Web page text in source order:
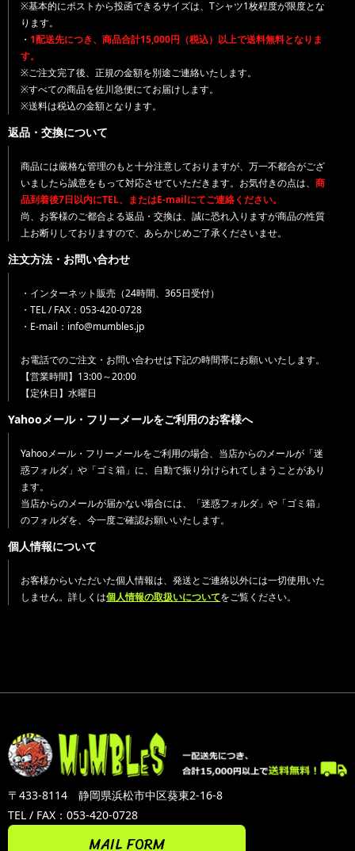
※基本的にポストから投函できるサイズは、Tシャツ1枚程度が限度とな
ります。
・ 1配送先につき、商品合計15,000円（税込）以上で送料無料となりま
す。
※ご注文完了後、正規の金額を別途ご連絡いたします。
※すべての商品を佐川急便にてお届けします。
※送料は税込の金額となります。
返品・交換について
商品には厳格な管理のもと十分注意しておりますが、万一不都合がござ
いましたら誠意をもって対応させていただきます。お気付きの点は、 商
品到着後7日以内にTEL、またはE-mailにてご連絡ください。
尚、お客様のご都合よる返品・交換は、誠に恐れ入りますが商品の性質
上お断りしておりますので、あらかじめご了承くださいませ。
注文方法・お問い合わせ
・インターネット販売（24時間、365日受付）
・TEL / FAX：053-420-0728
・E-mail：info@mumbles.jp
お電話でのご注文・お問い合わせは下記の時間帯にお願いいたします。
【営業時間】13:00～20:00
【定休日】水曜日
Yahooメール・フリーメールをご利用のお客様へ
Yahooメール・フリーメールをご利用の場合、当店からのメールが「迷
惑フォルダ」や「ゴミ箱」に、自動で振り分けられてしまうことがあり
ます。
当店からのメールが届かない場合には、「迷惑フォルダ」や「ゴミ箱」
のフォルダを、今一度ご確認お願いいたします。
個人情報について
お客様からいただいた個人情報は、発送とご連絡以外には一切使用いた
しません。詳しくは個人情報の取扱いについてをご覧ください。
〒433-8114 静岡県浜松市中区葵東2-16-8
TEL / FAX：053-420-0728
MAIL FORM